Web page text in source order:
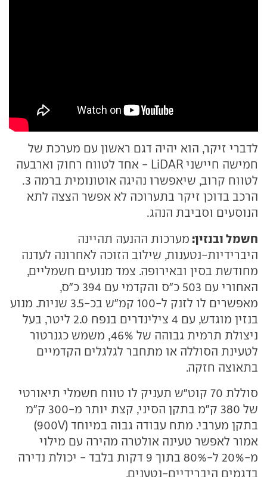
לדברי זיקר, הוא יהיה דגם ראשון עם מערכת של
חמישה חיישני LiDAR - אחד לטווח רחוק וארבעה
לטווח קרוב, שיאפשרו נהיגה אוטונומית ברמה 3.
הרכב בדוכן זיקר בתערוכה לא אפשר הצצה לתא
הנוסעים וסביבת הנהג.
חשמל ובנזין: מערכות ההנעה תהיינה
היברידיות-נטענות, שילוב הזוכה לאחרונה לעדנה
מחודשת בסין ובאירופה. צמד מנועים חשמליים,
האחורי עם 503 כ״ס והקדמי עם 394 כ״ס,
מאפשרים לו לזנק ל-100 קמ״ש בכ-3.5 שניות. מנוע
בנזין מוגדש, עם 4 צילינדרים בנפח 2.0 ליטר, בעל
ניצולת תרמית גבוהה של 46%, משמש כגנרטור
לטעינת הסוללה או מתחבר לגלגלים הקדמיים
בתאוצה חזקה.
סוללת 70 קוט"ש תעניק לו טווח חשמלי תיאורטי
של 380 ק"מ בתקן הסיני, קצת יותר מ-300 ק"מ
בתקן מערבי. מתח עבודה גבוה במיוחד (900V)
אמור לאפשר טעינה אולטרה מהירה עם מילוי
מ-20% ל-80% בתוך 9 דקות בלבד - יכולת נדירה
בדגמים היברידיים-נטענים.